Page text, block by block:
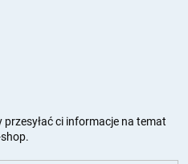
przesyłać ci informacje na temat